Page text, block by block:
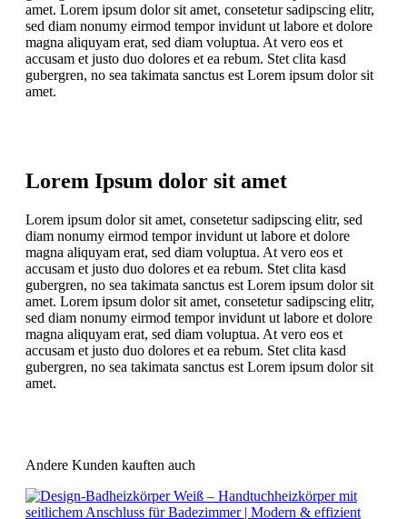
amet. Lorem ipsum dolor sit amet, consetetur sadipscing elitr,
sed diam nonumy eirmod tempor invidunt ut labore et dolore
magna aliquyam erat, sed diam voluptua. At vero eos et
accusam et justo duo dolores et ea rebum. Stet clita kasd
gubergren, no sea takimata sanctus est Lorem ipsum dolor sit
amet.
Lorem Ipsum dolor sit amet
Lorem ipsum dolor sit amet, consetetur sadipscing elitr, sed
diam nonumy eirmod tempor invidunt ut labore et dolore
magna aliquyam erat, sed diam voluptua. At vero eos et
accusam et justo duo dolores et ea rebum. Stet clita kasd
gubergren, no sea takimata sanctus est Lorem ipsum dolor sit
amet. Lorem ipsum dolor sit amet, consetetur sadipscing elitr,
sed diam nonumy eirmod tempor invidunt ut labore et dolore
magna aliquyam erat, sed diam voluptua. At vero eos et
accusam et justo duo dolores et ea rebum. Stet clita kasd
gubergren, no sea takimata sanctus est Lorem ipsum dolor sit
amet.
Andere Kunden kauften auch